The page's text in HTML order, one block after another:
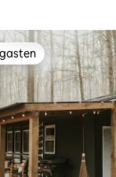
gasten